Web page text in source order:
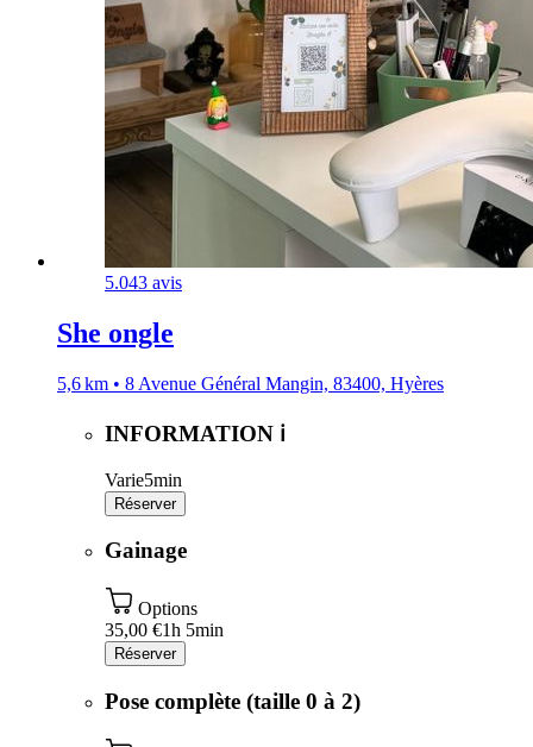
5.043 avis
She ongle
5,6 km • 8 Avenue Général Mangin, 83400, Hyères
INFORMATION ℹ️
Varie5min
Réserver
Gainage
Options
35,00 €1h 5min
Réserver
Pose complète (taille 0 à 2)